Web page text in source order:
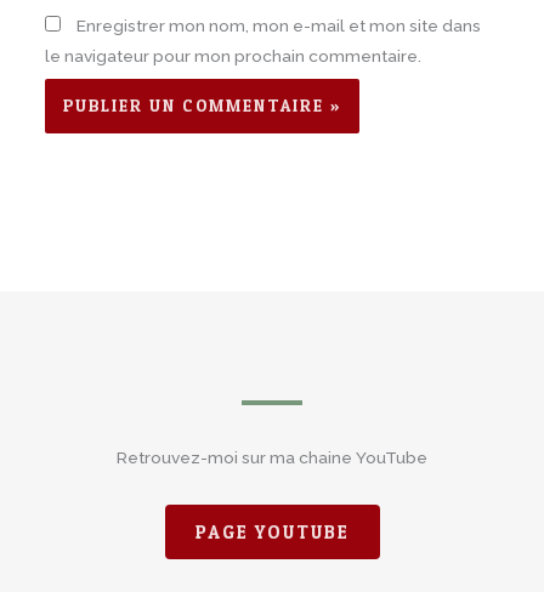
Enregistrer mon nom, mon e-mail et mon site dans
le navigateur pour mon prochain commentaire.
Retrouvez-moi sur ma chaine YouTube
PAGE YOUTUBE